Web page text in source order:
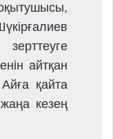
айтқан
қайта
кезең